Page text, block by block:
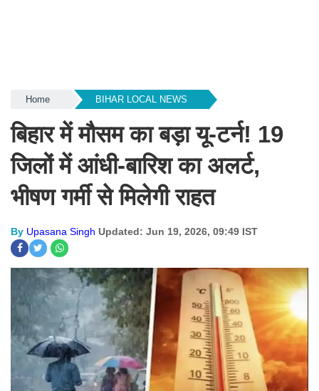
Home BIHAR LOCAL NEWS
बिहार में मौसम का बड़ा यू-टर्न! 19
जिलों में आंधी-बारिश का अलर्ट,
भीषण गर्मी से मिलेगी राहत
By Upasana Singh Updated: Jun 19, 2026, 09:49 IST